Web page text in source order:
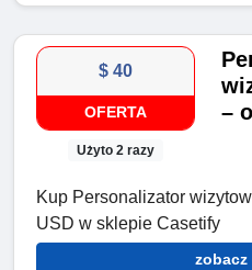
$ 40
OFERTA
Użyto 2 razy
–
Kup Personalizator
USD w sklepie Casetify
zobacz